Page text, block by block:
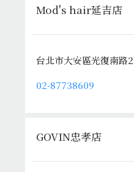
Mod's hair延吉店
台北市大安區光復南路
02-87738609
GOVIN忠孝店